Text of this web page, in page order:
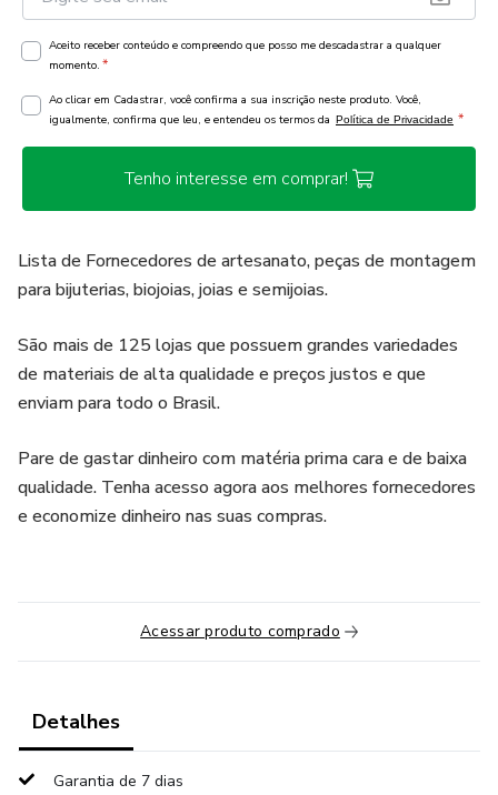
Aceito receber conteúdo e compreendo que posso me descadastrar a qualquer
momento. *
Ao clicar em Cadastrar, você confirma a sua inscrição neste produto. Você,
igualmente, confirma que leu, e entendeu os termos da Política de Privacidade *
Tenho interesse em comprar!
Lista de Fornecedores de artesanato, peças de montagem
para bijuterias, biojoias, joias e semijoias.
São mais de 125 lojas que possuem grandes variedades
de materiais de alta qualidade e preços justos e que
enviam para todo o Brasil.
Pare de gastar dinheiro com matéria prima cara e de baixa
qualidade. Tenha acesso agora aos melhores fornecedores
e economize dinheiro nas suas compras.
Acessar produto comprado
Detalhes
Garantia de 7 dias